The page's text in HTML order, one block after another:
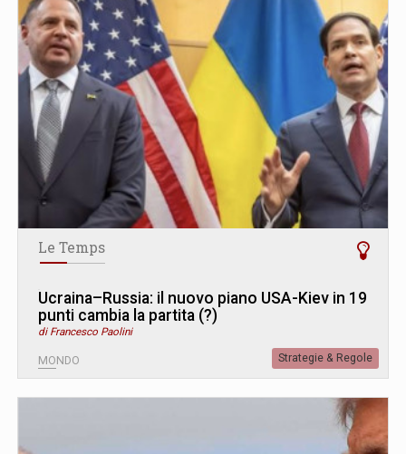
Le Temps
Ucraina–Russia: il nuovo piano USA-Kiev in 19
punti cambia la partita (?)
di Francesco Paolini
MONDO Strategie & Regole